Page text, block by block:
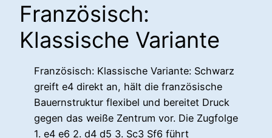
Französisch:
Klassische Variante
Französisch: Klassische Variante: Schwarz
greift e4 direkt an, hält die französische
Bauernstruktur flexibel und bereitet Druck
gegen das weiße Zentrum vor. Die Zugfolge
1. e4 e6 2. d4 d5 3. Sc3 Sf6 führt